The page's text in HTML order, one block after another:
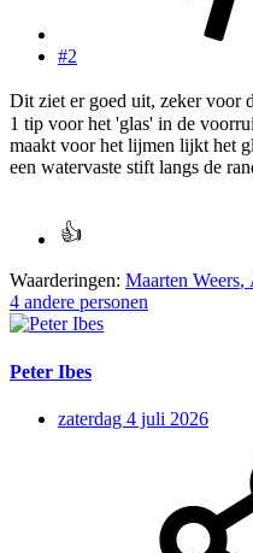
#2
Dit ziet er goed uit, zeker voor
1 tip voor het 'glas' in de
maakt voor het lijmen lijkt het
een watervaste stift langs de
Waarderingen: Maarten Weers,
4 andere personen
Peter Ibes
zaterdag 4 juli 2026